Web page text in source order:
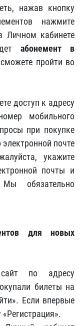
нажав кнопку
нажмите
Личном кабинете
абонемент в
пройти во
доступ к адресу
мобильного
при покупке
почте
укажите
почты и
обязательно
для новых
по адресу
билеты на
Если впервые